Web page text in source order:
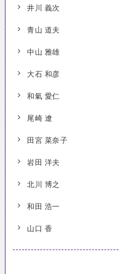
井川 義次
青山 道夫
中山 雅雄
大石 和彦
和氣 愛仁
尾崎 遼
田宮 菜奈子
岩田 洋夫
北川 博之
和田 浩一
山口 香